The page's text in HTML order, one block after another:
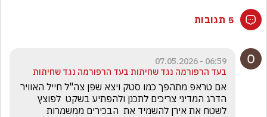
5 תגובות
06:59 - 07.05.2026
בעד הרפורמה נגד שחיתות בעד הרפורמה נגד שחיתות